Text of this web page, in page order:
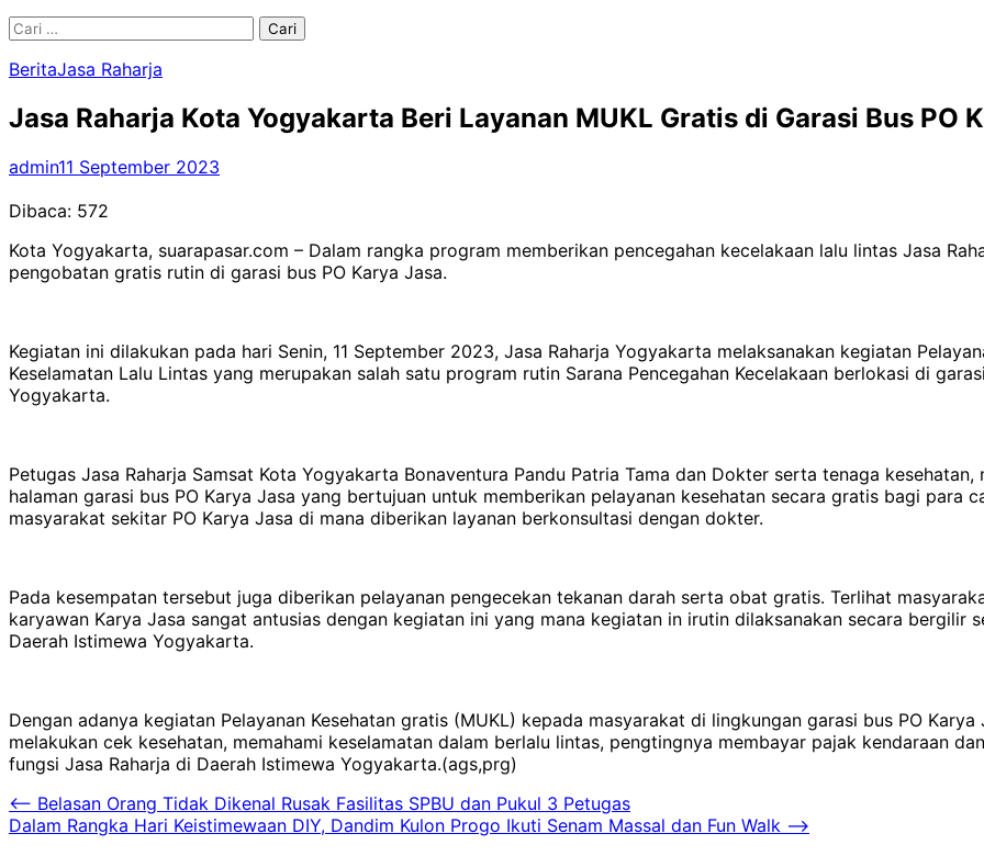
Cari
BeritaJasa Raharja
Jasa Raharja Kota Yogyakarta Beri Layanan MUKL Gratis di Garasi Bus PO
admin11 September 2023
Dibaca: 572
Kota Yogyakarta, suarapasar.com – Dalam rangka program memberikan pencegahan kecelakaan lalu lintas Jasa
pengobatan gratis rutin di garasi bus PO Karya Jasa.
Kegiatan ini dilakukan pada hari Senin, 11 September 2023, Jasa Raharja Yogyakarta melaksanakan kegiatan
Keselamatan Lalu Lintas yang merupakan salah satu program rutin Sarana Pencegahan Kecelakaan berlokasi di
Yogyakarta.
Petugas Jasa Raharja Samsat Kota Yogyakarta Bonaventura Pandu Patria Tama dan Dokter serta tenaga
halaman garasi bus PO Karya Jasa yang bertujuan untuk memberikan pelayanan kesehatan secara gratis bagi para
masyarakat sekitar PO Karya Jasa di mana diberikan layanan berkonsultasi dengan dokter.
Pada kesempatan tersebut juga diberikan pelayanan pengecekan tekanan darah serta obat gratis. Terlihat
karyawan Karya Jasa sangat antusias dengan kegiatan ini yang mana kegiatan in irutin dilaksanakan secara
Daerah Istimewa Yogyakarta.
Dengan adanya kegiatan Pelayanan Kesehatan gratis (MUKL) kepada masyarakat di lingkungan garasi bus PO
melakukan cek kesehatan, memahami keselamatan dalam berlalu lintas, pengtingnya membayar pajak kendaraan
fungsi Jasa Raharja di Daerah Istimewa Yogyakarta.(ags,prg)
Navigasi
pos
⟵ Belasan Orang Tidak Dikenal Rusak Fasilitas SPBU dan Pukul 3 Petugas
Dalam Rangka Hari Keistimewaan DIY, Dandim Kulon Progo Ikuti Senam Massal dan Fun Walk ⟶